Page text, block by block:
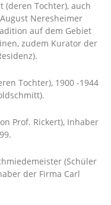
(deren Tochter), auch
Neresheimer
auf dem Gebiet
zudem Kurator der
Tochter), 1900 -1944
Prof. Rickert), Inhaber
(Schüler
der Firma Carl